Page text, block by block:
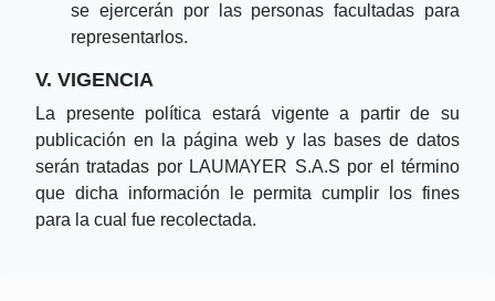
se ejercerán por las personas facultadas para
representarlos.
V. VIGENCIA
La presente política estará vigente a partir de su
publicación en la página web y las bases de datos
serán tratadas por LAUMAYER S.A.S por el término
que dicha información le permita cumplir los fines
para la cual fue recolectada.